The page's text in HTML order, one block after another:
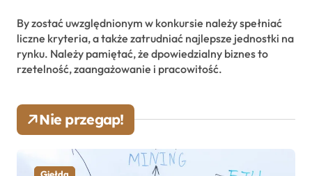
By zostać uwzględnionym w konkursie należy spełniać
liczne kryteria, a także zatrudniać najlepsze jednostki na
rynku. Należy pamiętać, że dpowiedzialny biznes to
rzetelność, zaangażowanie i pracowitość.
Nie przegap!
Giełda